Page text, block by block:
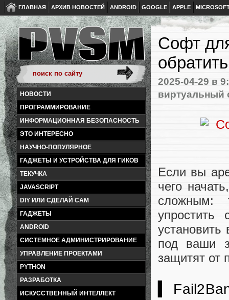
ГЛАВНАЯ АРХИВ НОВОСТЕЙ ANDROID GOOGLE APPLE
НОВОСТИ
ПРОГРАММИРОВАНИЕ
ИНФОРМАЦИОННАЯ БЕЗОПАСНОСТЬ
ЭТО ИНТЕРЕСНО
НАУЧНО-ПОПУЛЯРНОЕ
ГАДЖЕТЫ И УСТРОЙСТВА ДЛЯ ГИКОВ
ТЕКУЧКА
JAVASCRIPT
DIY ИЛИ СДЕЛАЙ САМ
ГАДЖЕТЫ
ANDROID
СИСТЕМНОЕ АДМИНИСТРИРОВАНИЕ
УПРАВЛЕНИЕ ПРОЕКТАМИ
PYTHON
РАЗРАБОТКА
ИСКУССТВЕННЫЙ ИНТЕЛЛЕКТ
Софт
2025-04-29 в
виртуальный
Если вы
чего
сложным:
упростить
под ваши
защитят от
▍